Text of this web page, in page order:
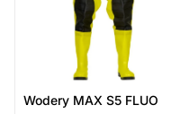
Wodery MAX S5 FLUO